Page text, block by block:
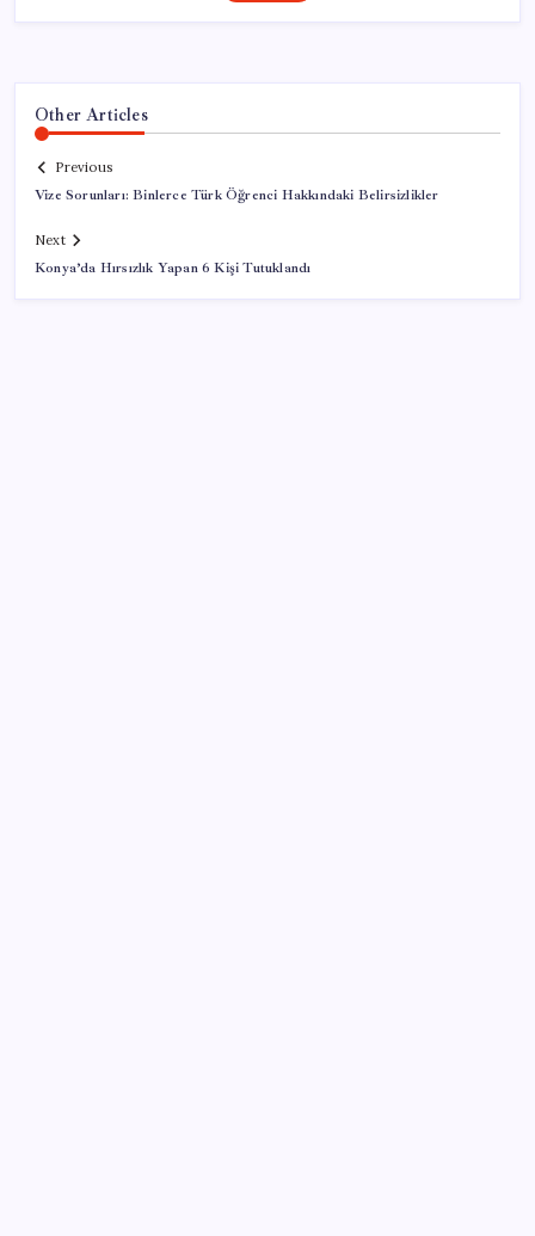
Other Articles
Previous
Vize Sorunları: Binlerce Türk Öğrenci Hakkındaki Belirsizlikler
Next
Konya’da Hırsızlık Yapan 6 Kişi Tutuklandı